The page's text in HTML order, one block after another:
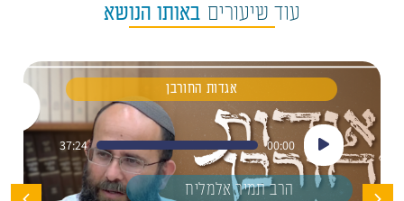
עוד שיעורים באותו הנושא
אגדות החורבן
נגן
אודיו
00:00
37:24
הרב תמיר אלמליח